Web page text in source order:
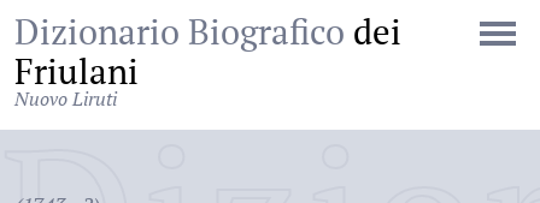
Dizionario Biografico dei
Friulani
Nuovo Liruti